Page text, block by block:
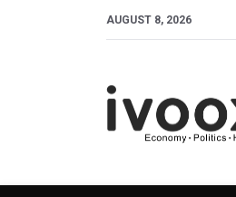
AUGUST 8, 2026